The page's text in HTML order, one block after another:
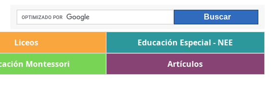
Liceos
Educación Especial - NEE
Montessori Artículos